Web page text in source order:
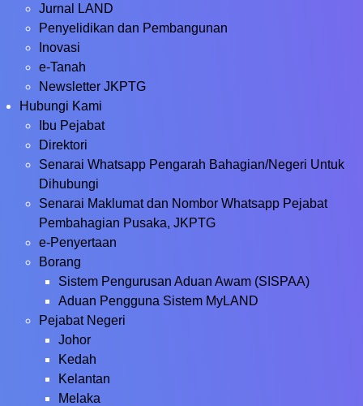
Jurnal LAND
Penyelidikan dan Pembangunan
Inovasi
e-Tanah
Newsletter JKPTG
Hubungi Kami
Ibu Pejabat
Direktori
Senarai Whatsapp Pengarah Bahagian/Negeri Untuk
Dihubungi
Senarai Maklumat dan Nombor Whatsapp Pejabat
Pembahagian Pusaka, JKPTG
e-Penyertaan
Borang
Sistem Pengurusan Aduan Awam (SISPAA)
Aduan Pengguna Sistem MyLAND
Pejabat Negeri
Johor
Kedah
Kelantan
Melaka